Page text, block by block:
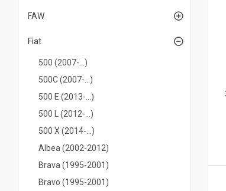
FAW
Fiat
500 (2007-...)
500C (2007-...)
500 E (2013-...)
500 L (2012-...)
500 Х (2014-...)
Albea (2002-2012)
Brava (1995-2001)
Bravo (1995-2001)